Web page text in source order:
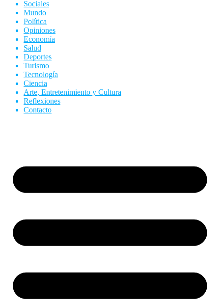
Sociales
Mundo
Política
Opiniones
Economía
Salud
Deportes
Turismo
Tecnología
Ciencia
Arte, Entretenimiento y Cultura
Reflexiones
Contacto